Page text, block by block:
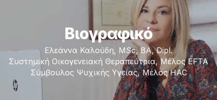
Βιογραφικό
Ελεάννα Καλούδη, MSc, BA, Dipl.
Συστημική Οικογενειακή Θεραπεύτρια, Μέλος EFTA
Σύμβουλος Ψυχικής Υγείας, Μέλος HAC